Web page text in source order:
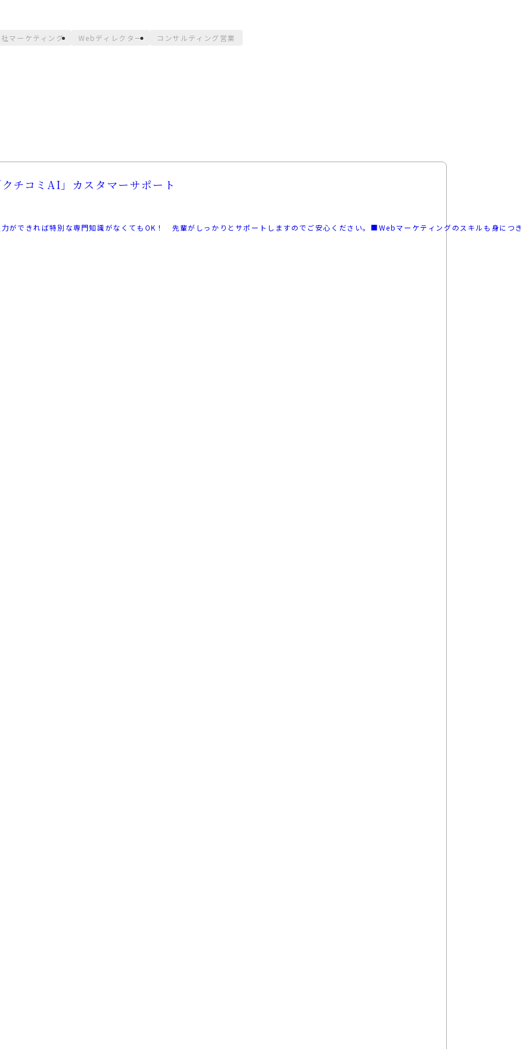
社マーケティング Webディレクター コンサルティング営業
チコミAI」カスタマーサポート
ができれば特別な専門知識がなくてもOK！ 先輩がしっかりとサポートしますのでご安心ください。■Webマーケティングのスキルも身に